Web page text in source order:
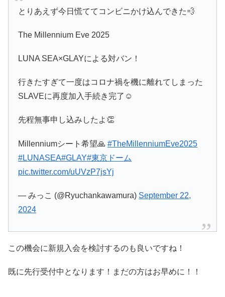
とりあえず今日慌ててコンビニかけ込んできた💨
The Millennium Eve 2025
LUNA SEA×GLAYによる対バン！
行きたすぎて一度はコロナ禍を機に離れてしまった
SLAVEに再度加入手続き完了☺️
先程無事申し込みしたよ👏
Millenniumシート希望🙏#TheMillenniumEve2025
#LUNASEA#GLAY#東京ドーム
pic.twitter.com/uUVzP7jsYj
— みっこ (@Ryuchankawamura) September 22,
2024
この機会に新規入会を検討するのも良いですね！
既に先行受付中となります！まだの方はお早めに！！